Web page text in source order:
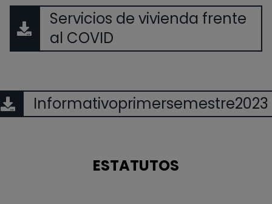
Servicios de vivienda frente
al COVID
Informativoprimersemestre2023
ESTATUTOS